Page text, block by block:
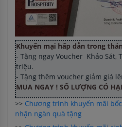
Khuyến mại hấp dẫn trong
- Tặng ngay Voucher Khảo Sát,
triệu.
- Tặng thêm voucher giảm giá
MUA NGAY ! SỐ LƯỢNG CÓ
>> Chương trình khuyến mãi
nhận ngàn quà tặng